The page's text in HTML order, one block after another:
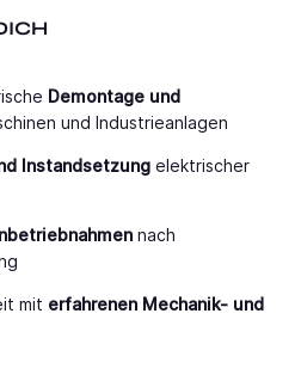
Demontage und
und Industrieanlagen
Instandsetzung elektrischer
nach
mit erfahrenen Mechanik- und